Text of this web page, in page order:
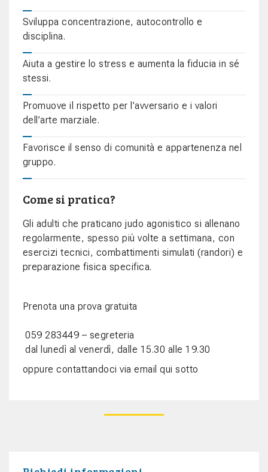
Sviluppa concentrazione, autocontrollo e
disciplina.
Aiuta a gestire lo stress e aumenta la fiducia in sé
stessi.
Promuove il rispetto per l’avversario e i valori
dell’arte marziale.
Favorisce il senso di comunità e appartenenza nel
gruppo.
Come si pratica?
Gli adulti che praticano judo agonistico si allenano
regolarmente, spesso più volte a settimana, con
esercizi tecnici, combattimenti simulati (randori) e
preparazione fisica specifica.
Prenota una prova gratuita
059 283449 – segreteria
dal lunedì al venerdì, dalle 15.30 alle 19.30
oppure contattandoci via email qui sotto